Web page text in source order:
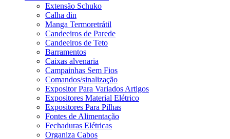
Extensão Schuko
Calha din
Manga Termoretrátil
Candeeiros de Parede
Candeeiros de Teto
Barramentos
Caixas alvenaria
Campainhas Sem Fios
Comandos/sinalização
Expositor Para Variados Artigos
Expositores Material Elétrico
Expositores Para Pilhas
Fontes de Alimentação
Fechaduras Elétricas
Organiza Cabos